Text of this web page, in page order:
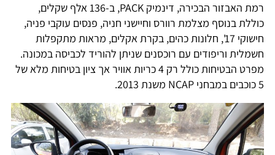
רמת האבזור הבכירה, דינמיק PACK, ב-136 אלף שקלים,
כוללת בנוסף מצלמת רוורס וחיישני חניה, פנסים עוקבי פניה,
חישוקי 17', חלונות כהים, בקרת אקלים, מראות מתקפלות
חשמלית וריפודים עם רוכסנים שניתן להוריד לכביסה במכונה.
מפרט הבטיחות כולל רק 4 כריות אוויר אך ציון בטיחות מלא של
5 כוכבים במבחני NCAP משנת 2013.